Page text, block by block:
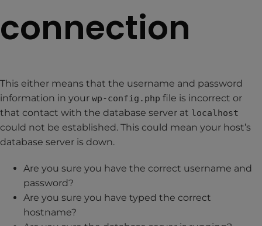
connection
This either means that the username and password
information in your wp-config.php file is incorrect or
that contact with the database server at localhost
could not be established. This could mean your host’s
database server is down.
Are you sure you have the correct username and
password?
Are you sure you have typed the correct
hostname?